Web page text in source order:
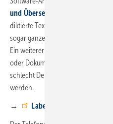
und Übersetzung
diktierte Texte per KI überarbeiten
sogar ganze Texte nach
Ein weiterer Vorteil ist die
oder Dokumentationen können für
schlecht Deutsch sprechen, in jede
werden.
→ Label KI Telefonassistent